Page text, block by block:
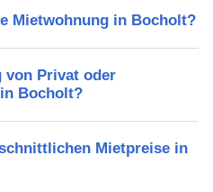
Mietwohnung in Bocholt?
von Privat oder
Bocholt?
Mietpreise in